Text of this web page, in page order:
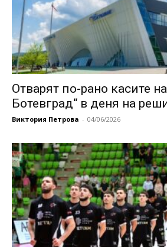
Отварят по-рано касите
Ботевград“ в деня на
Виктория Петрова - 04/06/2026